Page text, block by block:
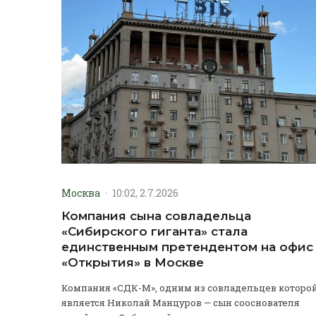
Москва · 10:02, 2.7.2026
Компания сына совладельца
«Сибирского гиганта» стала
единственным претендентом на офис
«Открытия» в Москве
Компания «СДК-М», одним из совладельцев
является Николай Манцуров — сын сооснователя